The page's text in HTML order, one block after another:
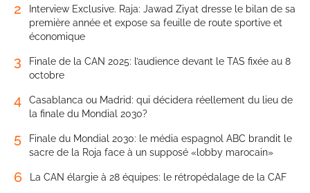
2
Interview Exclusive. Raja: Jawad Ziyat dresse le bilan de sa
première année et expose sa feuille de route sportive et
économique
3
Finale de la CAN 2025: l’audience devant le TAS fixée au 8
octobre
4
Casablanca ou Madrid: qui décidera réellement du lieu de
la finale du Mondial 2030?
5
Finale du Mondial 2030: le média espagnol ABC brandit le
sacre de la Roja face à un supposé «lobby marocain»
6 La CAN élargie à 28 équipes: le rétropédalage de la CAF